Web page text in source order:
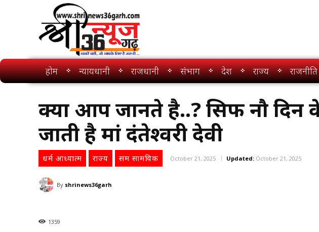
होम न्यायधानी राजधानी संभाग देश राज्य राजनीति
क्या आप जानते है..? सिर्फ नौ
जाती है मां दंतेश्वरी देवी
धर्म आध्यात्म राज्य सम सामयिक October 21, 2025 Updated: October 21, 2025
By shrinews36garh
1359